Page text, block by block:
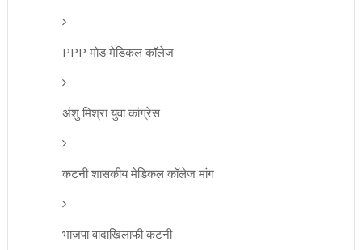
PPP मोड मेडिकल कॉलेज
अंशु मिश्रा युवा कांग्रेस
कटनी शासकीय मेडिकल कॉलेज मांग
भाजपा वादाखिलाफी कटनी